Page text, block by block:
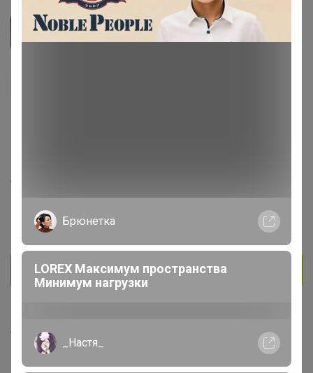
lakomaia
Кандидат в магистры
Красноярск
В клубе с 2 февраля 2015 г.
Личное сообщение
Скопировать ссылку
Брюнетка
LOREX Максимум пространства
Минимум нагрузки
_Настя_